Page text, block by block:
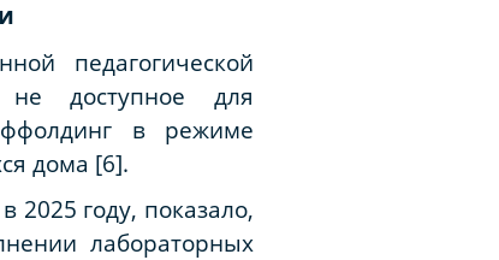
педагогической
доступное для
в режиме
дома [6].
2025 году, показало,
лабораторных